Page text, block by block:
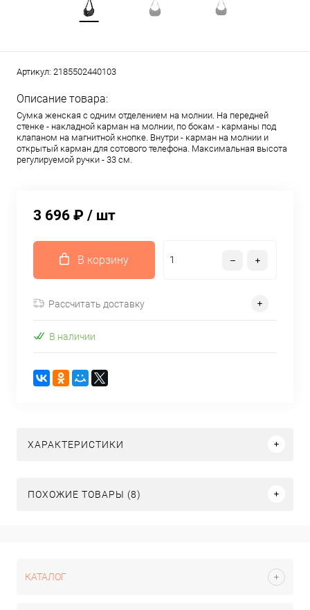
Артикул: 2185502440103
Описание товара:
Сумка женская с одним отделением на молнии. На передней
стенке - накладной карман на молнии, по бокам - карманы под
клапаном на магнитной кнопке. Внутри - карман на молнии и
открытый карман для сотового телефона. Максимальная высота
регулируемой ручки - 33 см.
3 696 ₽ / шт
В корзину
Рассчитать доставку
В наличии
ХАРАКТЕРИСТИКИ
ПОХОЖИЕ ТОВАРЫ (8)
КАТАЛОГ